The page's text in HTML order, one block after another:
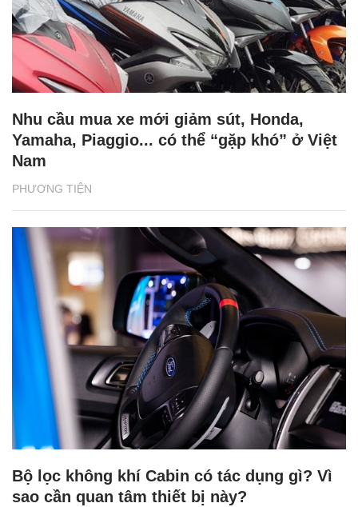
PHƯƠNG TIỆN
Nhu cầu mua xe mới giảm sút, Honda,
Yamaha, Piaggio... có thể “gặp khó” ở Việt
Nam
Bộ lọc không khí Cabin có tác dụng gì? Vì
sao cần quan tâm thiết bị này?